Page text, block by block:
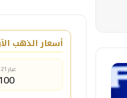
أسعار الذهب
عيار 21 (الأكثر مبيعاً)